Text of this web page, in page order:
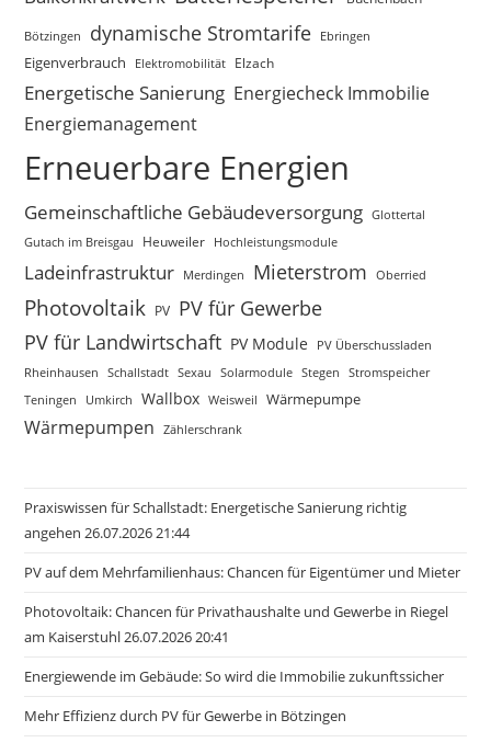
Bötzingen dynamische Stromtarife Ebringen
Eigenverbrauch Elektromobilität Elzach
Energetische Sanierung Energiecheck Immobilie
Energiemanagement
Erneuerbare Energien
Gemeinschaftliche Gebäudeversorgung Glottertal
Gutach im Breisgau
Heuweiler Hochleistungsmodule
Ladeinfrastruktur Merdingen Mieterstrom Oberried
Photovoltaik PV PV für Gewerbe
PV für Landwirtschaft PV Module
PV Überschussladen
Rheinhausen
Schallstadt Sexau Solarmodule Stegen
Stromspeicher
Teningen
Umkirch Wallbox Weisweil Wärmepumpe
Wärmepumpen Zählerschrank
Praxiswissen für Schallstadt: Energetische Sanierung richtig
angehen 26.07.2026 21:44
PV auf dem Mehrfamilienhaus: Chancen für Eigentümer und Mieter
Photovoltaik: Chancen für Privathaushalte und Gewerbe in Riegel
am Kaiserstuhl 26.07.2026 20:41
Energiewende im Gebäude: So wird die Immobilie zukunftssicher
Mehr Effizienz durch PV für Gewerbe in Bötzingen